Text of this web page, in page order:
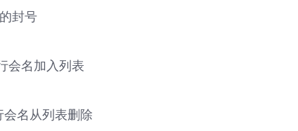
封号
会名加入列表
名从列表删除